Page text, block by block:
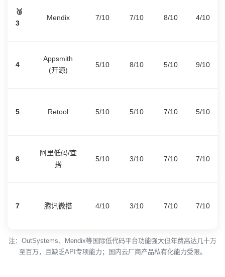
🥉
3
Mendix 7/10 7/10 8/10 4/10
4
Appsmith
(开源)
5/10 8/10 5/10 9/10
5 Retool 5/10 5/10 7/10 5/10
6
阿里低码/宜
搭
5/10 3/10 7/10 7/10
7 腾讯微搭 4/10 3/10 7/10 7/10
注：OutSystems、Mendix等国际低代码平台功能强大但年费高达几十万
至百万，且缺乏API专项能力；国内云厂商产品私有化能力受限。